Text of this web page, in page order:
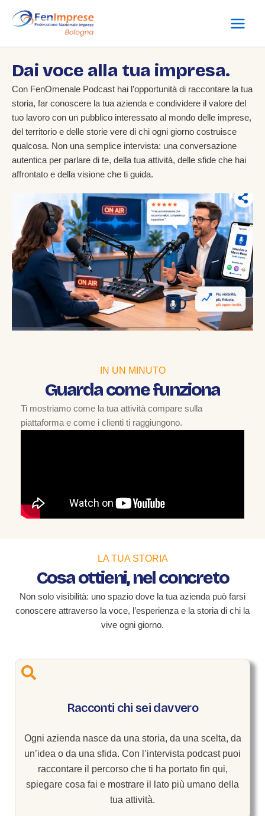
Dai voce alla tua impresa.
Con FenOmenale Podcast hai l’opportunità di raccontare la tua
storia, far conoscere la tua azienda e condividere il valore del
tuo lavoro con un pubblico interessato al mondo delle imprese,
del territorio e delle storie vere di chi ogni giorno costruisce
qualcosa. Non una semplice intervista: una conversazione
autentica per parlare di te, della tua attività, delle sfide che hai
affrontato e della visione che ti guida.
IN UN MINUTO
Guarda come funziona
Ti mostriamo come la tua attività compare sulla
piattaforma e come i clienti ti raggiungono.
LA TUA STORIA
Cosa ottieni, nel concreto
Non solo visibilità: uno spazio dove la tua azienda può farsi
conoscere attraverso la voce, l’esperienza e la storia di chi la
vive ogni giorno.
Racconti chi sei davvero
Ogni azienda nasce da una storia, da una scelta, da
un’idea o da una sfida. Con l’intervista podcast puoi
raccontare il percorso che ti ha portato fin qui,
spiegare cosa fai e mostrare il lato più umano della
tua attività.